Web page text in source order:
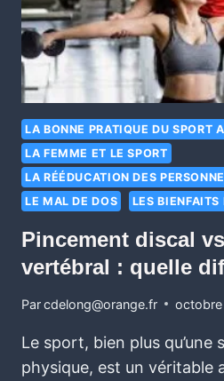
LA BONNE PRATIQUE DU SPORT
LA FEMME ET LE SPORT
LA RÉÉDUCATION DES
LE MAL DE DOS
LES BIENFAITS
Pincement discal
vertébral : quelle
Parcdelong@orange.fr
Le sport, bien plus qu’une
physique, est un véritable